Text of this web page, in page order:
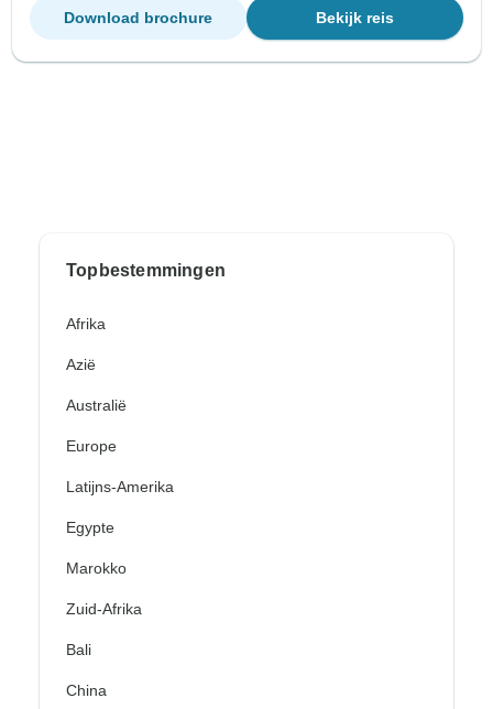
Bekijk reis
Download brochure
Topbestemmingen
Afrika
Azië
Australië
Europe
Latijns-Amerika
Egypte
Marokko
Zuid-Afrika
Bali
China